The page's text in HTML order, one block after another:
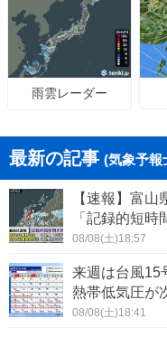
雨雲レーダー
最新の記事 (気象予報
【速報】富
「記録的短時
08/08(土)18:57
来週は台風
熱帯低気圧
08/08(土)18:41